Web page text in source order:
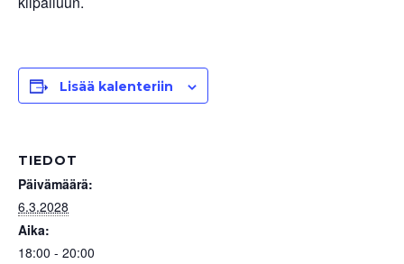
Lisää kalenteriin
TIEDOT
Päivämäärä:
6.3.2028
Aika:
18:00 - 20:00